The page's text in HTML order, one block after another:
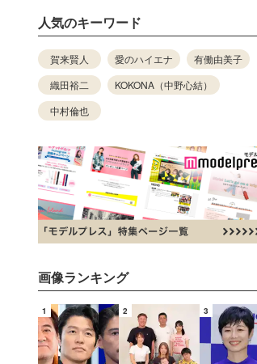
人気のキーワード
賀来賢人 愛のハイエナ
有働由美子
織田裕二
KOKONA（中野心結）
中村倫也
画像ランキング
1 2 3